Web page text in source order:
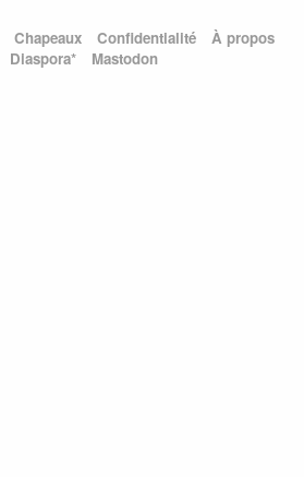
Chapeaux Confidentialité
À propos
Diaspora* Mastodon